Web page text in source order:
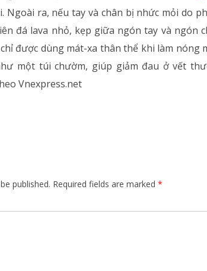
Xét nghiệm
Nhà thuốc
Ngoài ra, nếu tay và chân bị nhức mỏi do
đá lava nhỏ, kẹp giữa ngón tay và ngón
được dùng mát-xa thân thể khi làm nóng
một túi chườm, giúp giảm đau ở vết
Vnexpress.net
published. Required fields are marked*